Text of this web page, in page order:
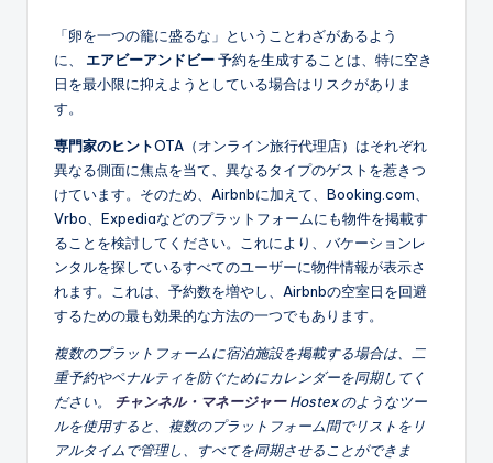
「卵を一つの籠に盛るな」ということわざがあるよう
に、 エアビーアンドビー予約を生成することは、特に空き
日を最小限に抑えようとしている場合はリスクがありま
す。
専門家のヒントOTA（オンライン旅行代理店）はそれぞれ
異なる側面に焦点を当て、異なるタイプのゲストを惹きつ
けています。そのため、Airbnbに加えて、Booking.com、
Vrbo、Expediaなどのプラットフォームにも物件を掲載す
ることを検討してください。これにより、バケーションレ
ンタルを探しているすべてのユーザーに物件情報が表示さ
れます。これは、予約数を増やし、Airbnbの空室日を回避
するための最も効果的な方法の一つでもあります。
複数のプラットフォームに宿泊施設を掲載する場合は、二
重予約やペナルティを防ぐためにカレンダーを同期してく
ださい。 チャンネル・マネージャー Hostex のようなツー
ルを使用すると、複数のプラットフォーム間でリストをリ
アルタイムで管理し、すべてを同期させることができま